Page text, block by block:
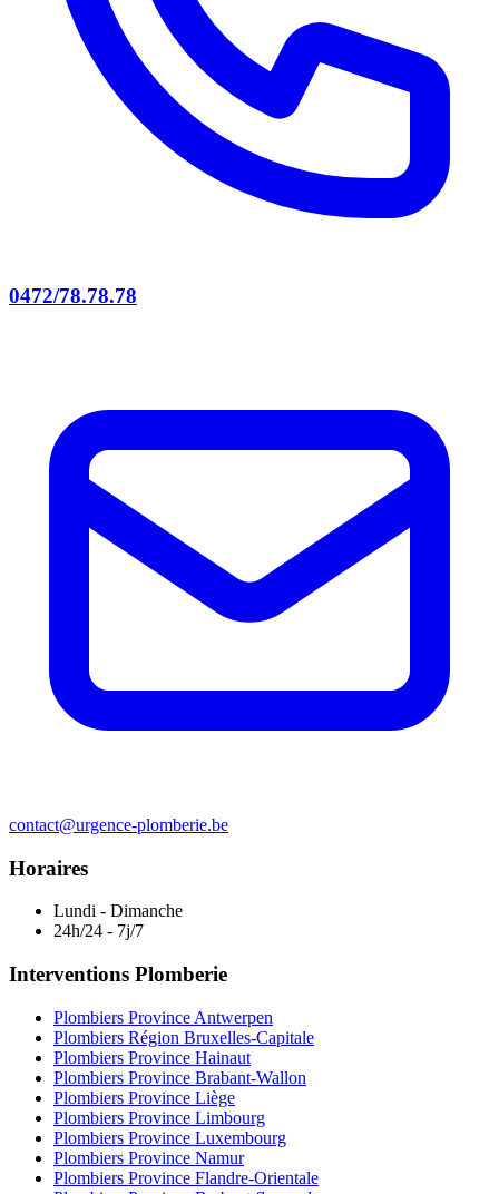
0472/78.78.78
contact@urgence-plomberie.be
Horaires
Lundi - Dimanche
24h/24 - 7j/7
Interventions Plomberie
Plombiers Province Antwerpen
Plombiers Région Bruxelles-Capitale
Plombiers Province Hainaut
Plombiers Province Brabant-Wallon
Plombiers Province Liège
Plombiers Province Limbourg
Plombiers Province Luxembourg
Plombiers Province Namur
Plombiers Province Flandre-Orientale